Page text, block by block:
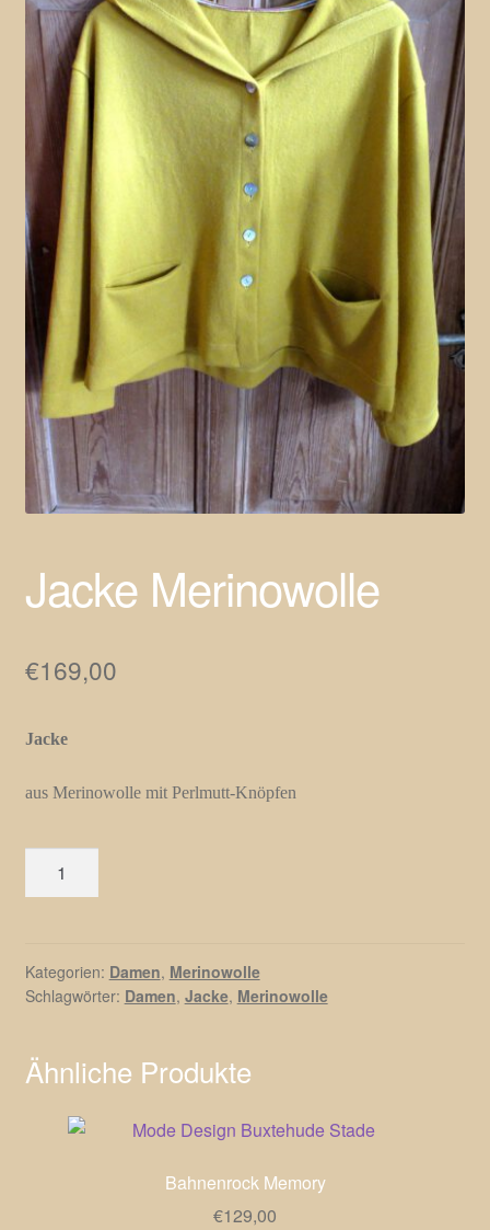
Jacke Merinowolle
€169,00
Jacke
aus Merinowolle mit Perlmutt-Knöpfen
Merinowolle
Kategorien: Damen, Merinowolle
Schlagwörter: Damen, Jacke, Merinowolle
Ähnliche Produkte
Bahnenrock Memory
€129,00